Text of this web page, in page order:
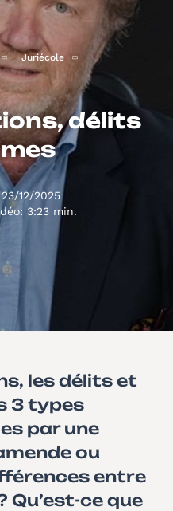
Juriécole
délits
12/2025
3:23 min.
les délits et
3 types
par une
ou
entre
ce que